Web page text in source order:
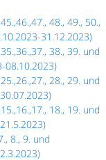
48., 49., 50.,
31.12.2023)
38., 39. und
08.10.2023)
28., 29. und
18., 19. und
8., 9. und